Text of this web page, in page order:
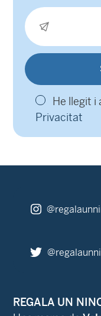
He llegit i
Privacitat
REGALA UN